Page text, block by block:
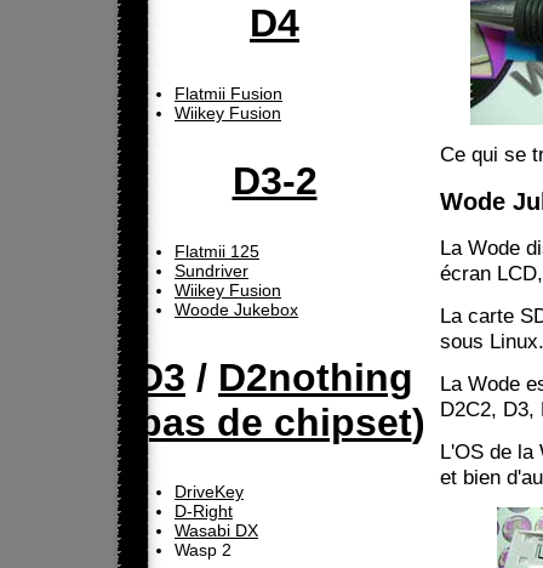
D4
Flatmii Fusion
Wiikey Fusion
D3-2
Flatmii 125
Sundriver
Wiikey Fusion
Woode Jukebox
D3 / D2nothing
pas de chipset)
DriveKey
D-Right
Wasabi DX
Wasp 2
Ce qui se
Wode
La Wode
écran
La carte
sous Linux.
La Wode
D2C2, D3,
L'OS de la
et bien